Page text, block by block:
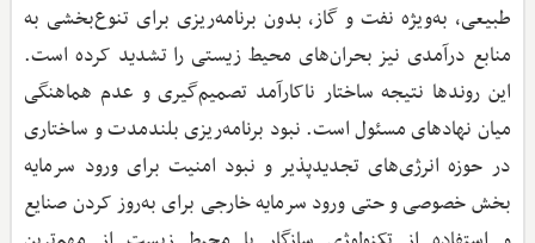
طبیعی، به‌ویژه نفت و گاز، بدون برنامه‌ریزی برای تنوع‌بخشی به
منابع درآمدی نیز بحران‌های محیط‌ زیستی را تشدید کرده است.
این روندها نتیجه ساختار ناکارآمد تصمیم‌گیری و عدم هماهنگی
میان نهادهای مسئول است. نبود برنامه‌ریزی بلندمدت و ساختاری
در حوزه انرژی‌های تجدیدپذیر و نبود امنیت برای ورود سرمایه
بخش خصوصی و حتی ورود سرمایه خارجی برای به‌روز کردن صنایع